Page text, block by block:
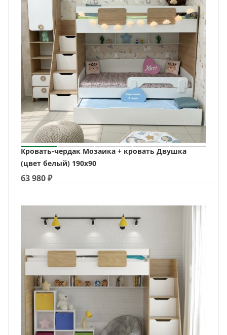
Кровать-чердак Мозаика + кровать Двушка
(цвет белый) 190х90
63 980₽